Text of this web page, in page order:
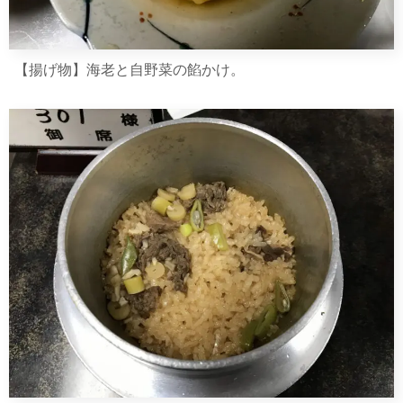
【揚げ物】海老と自野菜の餡かけ。